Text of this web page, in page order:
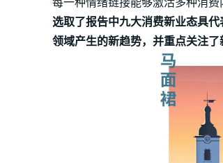
选取了报告中九大消费新业态具
领域产生的新趋势，并重点关注